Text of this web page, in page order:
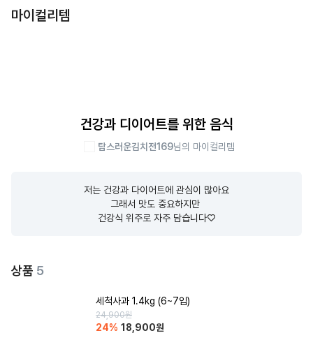
마이컬리템
건강과 디이어트를 위한 음식
탐스러운김치전169님의 마이컬리템
저는 건강과 다이어트에 관심이 많아요
그래서 맛도 중요하지만
건강식 위주로 자주 담습니다♡
상품 5
세척사과 1.4kg (6~7입)
24,900원
24% 18,900원